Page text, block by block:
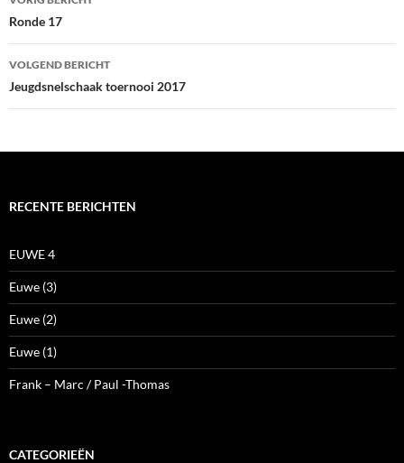
navigatie
Ronde 17
VOLGEND BERICHT
Jeugdsnelschaak toernooi 2017
RECENTE BERICHTEN
EUWE 4
Euwe (3)
Euwe (2)
Euwe (1)
Frank – Marc / Paul -Thomas
CATEGORIEËN